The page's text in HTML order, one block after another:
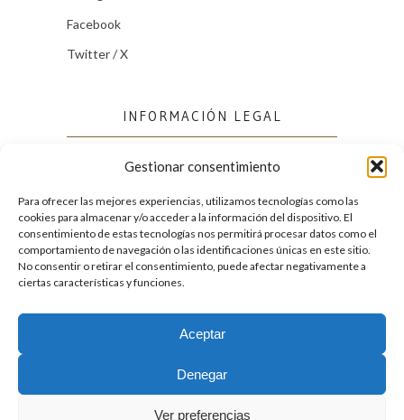
Gestionar consentimiento
Para ofrecer las mejores experiencias, utilizamos tecnologías como las
cookies para almacenar y/o acceder a la información del dispositivo. El
consentimiento de estas tecnologías nos permitirá procesar datos como el
comportamiento de navegación o las identificaciones únicas en este sitio.
No consentir o retirar el consentimiento, puede afectar negativamente a
ciertas características y funciones.
Aceptar
Denegar
Ver preferencias
Facebook
Twitter / X
INFORMACIÓN LEGAL
Política de cookies (UE)
Política de privacidad
FACEBOOK